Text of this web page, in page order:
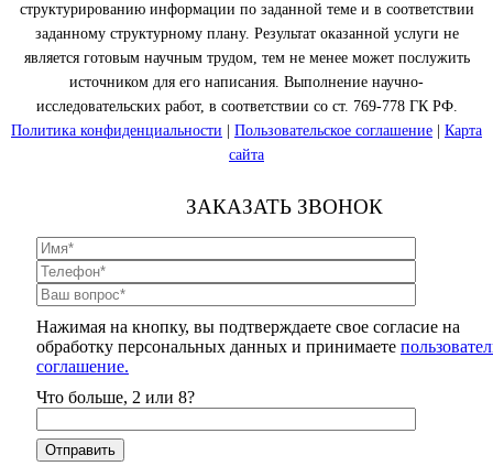
структурированию информации по заданной теме и в соответствии
заданному структурному плану. Результат оказанной услуги не
является готовым научным трудом, тем не менее может послужить
источником для его написания. Выполнение научно-
исследовательских работ, в соответствии со ст. 769-778 ГК РФ.
Политика конфиденциальности
Пользовательское соглашение
Карта
сайта
ЗАКАЗАТЬ ЗВОНОК
Нажимая на кнопку, вы подтверждаете свое согласие на
обработку персональных данных и принимаете
соглашение.
Что больше, 2 или 8?